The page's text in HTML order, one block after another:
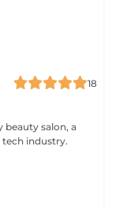
18
beauty salon, a
industry.